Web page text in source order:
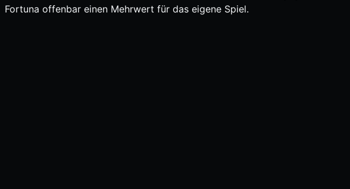
Fortuna offenbar einen Mehrwert für das eigene Spiel.